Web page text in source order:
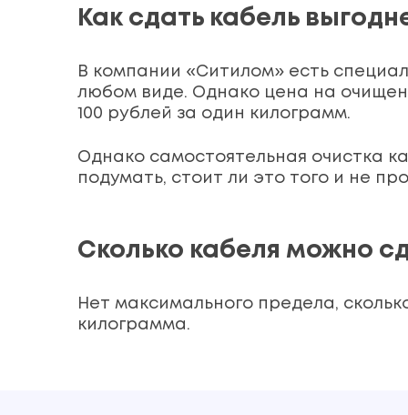
Как сдать кабель
В компании «Ситилом» есть
любом виде. Однако цена на
100 рублей за один килограмм.
Однако самостоятельная очистка
подумать, стоит ли это того и не
Сколько кабеля можно
Нет максимального предела,
килограмма.